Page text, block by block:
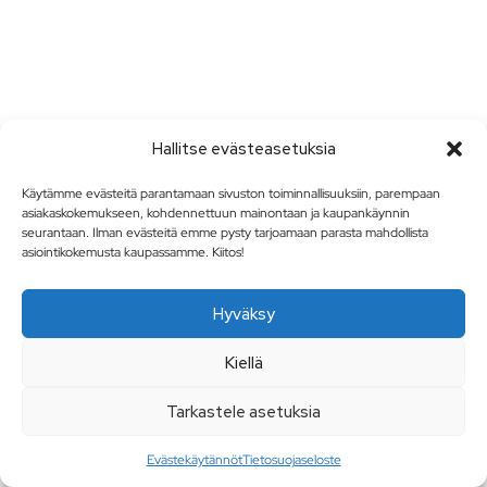
Hallitse evästeasetuksia
Käytämme evästeitä parantamaan sivuston toiminnallisuuksiin, parempaan
asiakaskokemukseen, kohdennettuun mainontaan ja kaupankäynnin
seurantaan. Ilman evästeitä emme pysty tarjoamaan parasta mahdollista
asiointikokemusta kaupassamme. Kiitos!
Hyväksy
Kiellä
Tarkastele asetuksia
EvästekäytännötTietosuojaseloste